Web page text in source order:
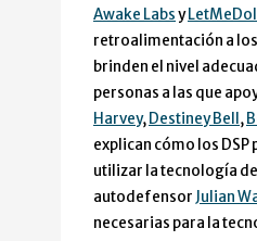
Awake Labsy
retroalimentación a
brinden el nivel
personas a las que
Harvey, Destiney Bell ,
explican cómo los DSP
utilizar la tecnología
autodefensor Julian
necesarias para la